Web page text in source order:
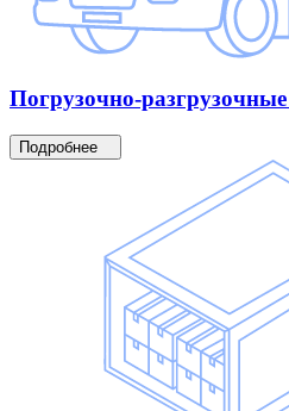
Погрузочно-разгрузочные
Подробнее